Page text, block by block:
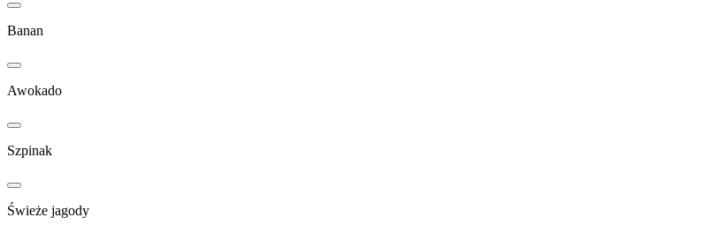
Banan
Awokado
Szpinak
Świeże jagody